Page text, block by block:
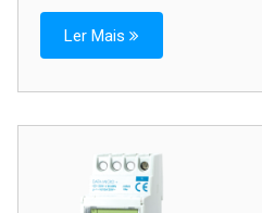
Ler Mais